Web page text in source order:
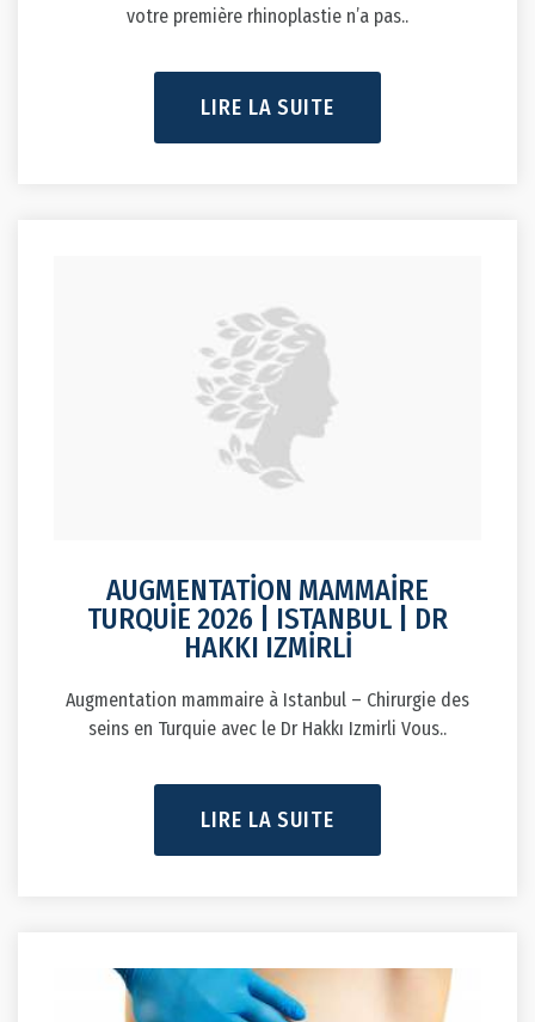
votre première rhinoplastie n’a pas..
LIRE LA SUITE
AUGMENTATİON MAMMAİRE
TURQUİE 2026 | ISTANBUL | DR
HAKKI IZMİRLİ
Augmentation mammaire à Istanbul – Chirurgie des
seins en Turquie avec le Dr Hakkı Izmirli Vous..
LIRE LA SUITE